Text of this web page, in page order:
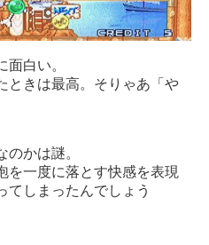
白い。
ときは最高。そりゃあ「や
かは謎。
を一度に落とす快感を表現
てしまったんでしょう